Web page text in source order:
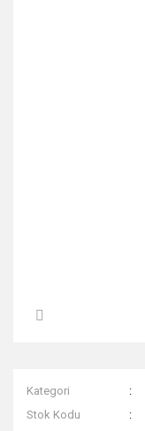
Kategori
Stok Kodu